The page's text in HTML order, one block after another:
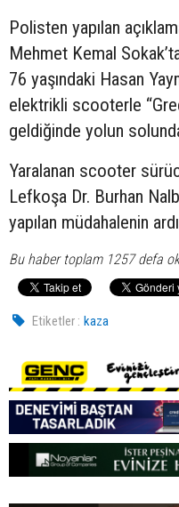
Polisten yapılan
Mehmet Kemal
76 yaşındaki Hasan
elektrikli scooterle
geldiğinde yolun
Yaralanan scooter
Lefkoşa Dr. Burhan
yapılan müdahalenin
Bu haber toplam 1257 defa
Etiketler : kaza